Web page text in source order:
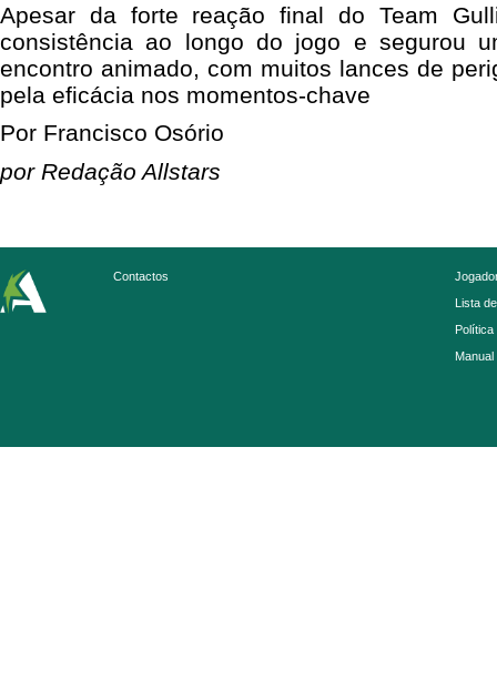
Apesar da forte reação final do Team
consistência ao longo do jogo e segurou
encontro animado, com muitos lances de
pela eficácia nos momentos-chave
Por Francisco Osório
por Redação Allstars
Contactos
Lista
Política